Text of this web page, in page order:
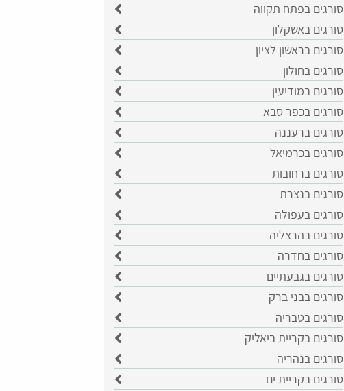
סורגים בפתח תקווה
סורגים באשקלון
סורגים בראשון לציון
סורגים בחולון
סורגים במודיעין
סורגים בכפר סבא
סורגים ברעננה
סורגים בכרמיאל
סורגים ברחובות
סורגים בנצרת
סורגים בעפולה
סורגים בהרצליה
סורגים בחדרה
סורגים בגבעתיים
סורגים בבני ברק
סורגים בטבריה
סורגים בקריית ביאליק
סורגים בנהריה
סורגים בקריית ים